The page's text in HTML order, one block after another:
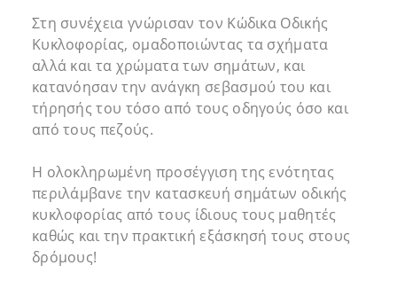
Στη συνέχεια γνώρισαν τον Κώδικα Οδικής
Κυκλοφορίας, ομαδοποιώντας τα σχήματα
αλλά και τα χρώματα των σημάτων, και
κατανόησαν την ανάγκη σεβασμού του και
τήρησής του τόσο από τους οδηγούς όσο και
από τους πεζούς.
Η ολοκληρωμένη προσέγγιση της ενότητας
περιλάμβανε την κατασκευή σημάτων οδικής
κυκλοφορίας από τους ίδιους τους μαθητές
καθώς και την πρακτική εξάσκησή τους στους
δρόμους!